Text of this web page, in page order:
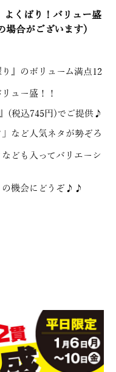
くばり！バリュー盛
場合がございます)
』のボリューム満点12
ュー盛！！
(税込745円)でご提供♪
など人気ネタが勢ぞろ
ども入ってバリエーシ
の機会にどうぞ♪♪